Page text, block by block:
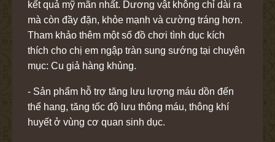
kết quả mỹ mãn nhất. Dương vật không chỉ dài ra
mà còn đầy đặn, khỏe mạnh và cường tráng hơn.
Tham khảo thêm một số đồ chơi tình dục kích
thích cho chị em ngập tràn sung sướng tại chuyên
mục: Cu giả hàng khủng.
- Sản phẩm hỗ trợ tăng lưu lượng máu dồn đến
thể hang, tăng tốc độ lưu thông máu, thông khí
huyết ở vùng cơ quan sinh dục.